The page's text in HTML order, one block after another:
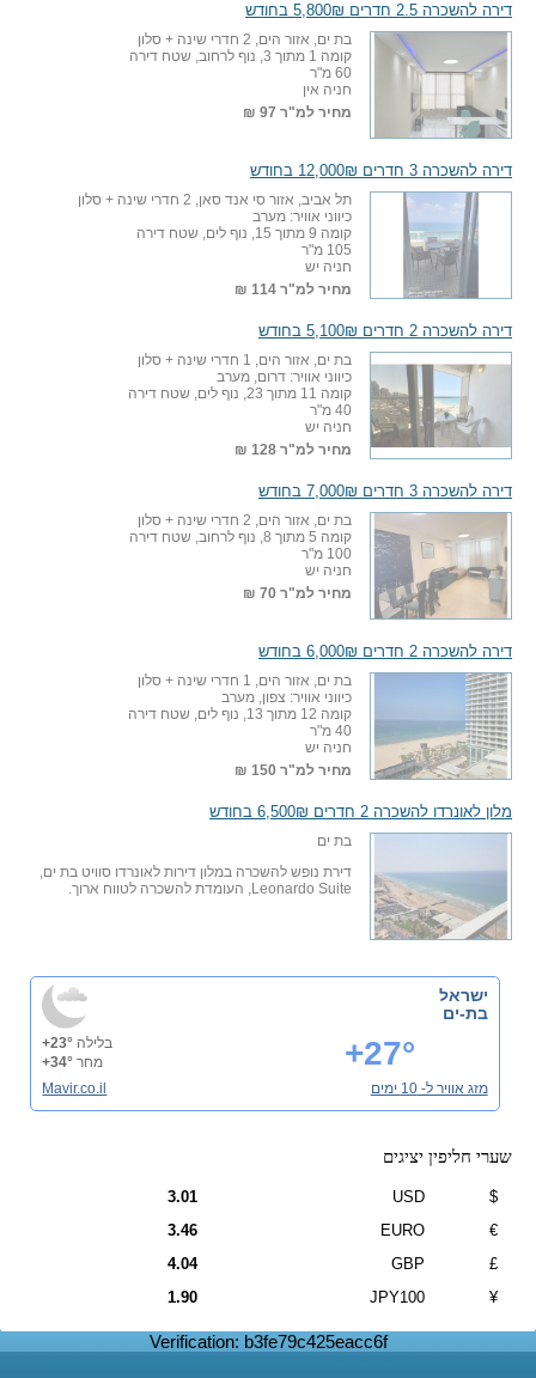
דירה להשכרה 2.5 חדרים 5,800₪ בחודש
בת ים, אזור הים, 2 חדרי שינה + סלון
קומה 1 מתוך 3, נוף לרחוב, שטח דירה
60 מ"ר
חניה אין
מחיר למ"ר 97 ₪
דירה להשכרה 3 חדרים 12,000₪ בחודש
תל אביב, אזור סי אנד סאן, 2 חדרי שינה + סלון
כיווני אוויר: מערב
קומה 9 מתוך 15, נוף לים, שטח דירה
105 מ"ר
חניה יש
מחיר למ"ר 114 ₪
דירה להשכרה 2 חדרים 5,100₪ בחודש
בת ים, אזור הים, 1 חדרי שינה + סלון
כיווני אוויר: דרום, מערב
קומה 11 מתוך 23, נוף לים, שטח דירה
40 מ"ר
חניה יש
מחיר למ"ר 128 ₪
דירה להשכרה 3 חדרים 7,000₪ בחודש
בת ים, אזור הים, 2 חדרי שינה + סלון
קומה 5 מתוך 8, נוף לרחוב, שטח דירה
100 מ"ר
חניה יש
מחיר למ"ר 70 ₪
דירה להשכרה 2 חדרים 6,000₪ בחודש
בת ים, אזור הים, 1 חדרי שינה + סלון
כיווני אוויר: צפון, מערב
קומה 12 מתוך 13, נוף לים, שטח דירה
40 מ"ר
חניה יש
מחיר למ"ר 150 ₪
מלון לאונרדו להשכרה 2 חדרים 6,500₪ בחודש
בת ים
דירת נופש להשכרה במלון דירות לאונרדו סוויט בת ים,
Leonardo Suite, העומדת להשכרה לטווח ארוך.
ישראל
בת-ים
+27° בלילה +23°
מחר +34°
מזג אוויר ל- 10 ימים
Mavir.co.il
שערי חליפין יציגים
$
USD
3.01
€
EURO
3.46
£
GBP
4.04
¥
JPY100
1.90
Verification: b3fe79c425eacc6f